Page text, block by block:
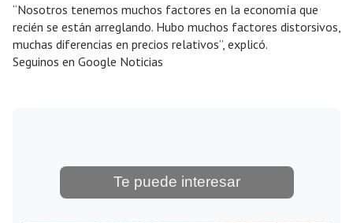
“Nosotros tenemos muchos factores en la economía que
recién se están arreglando. Hubo muchos factores distorsivos,
muchas diferencias en precios relativos”, explicó.
Seguinos en Google Noticias
Te puede interesar